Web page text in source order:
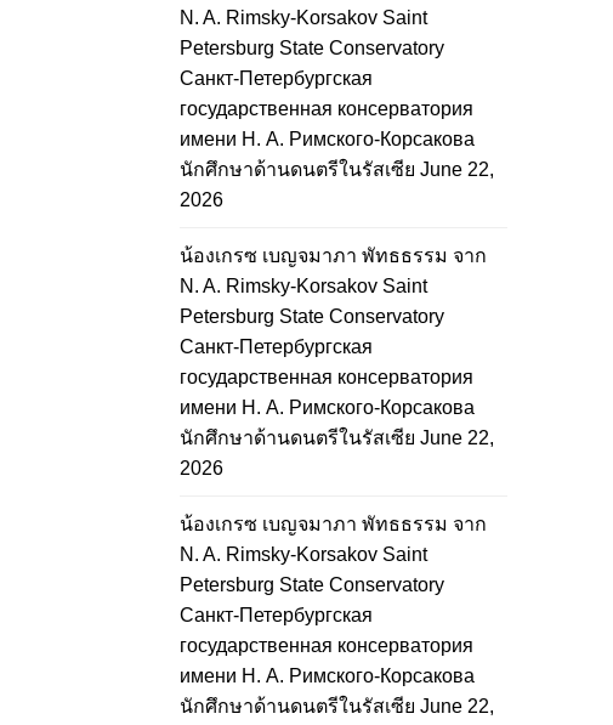
N. A. Rimsky-Korsakov Saint
Petersburg State Conservatory
Санкт-Петербургская
государственная консерватория
имени Н. А. Римского-Корсакова
นักศึกษาด้านดนตรีในรัสเซีย June 22,
2026
น้องเกรซ เบญจมาภา พัทธธรรม จาก
N. A. Rimsky-Korsakov Saint
Petersburg State Conservatory
Санкт-Петербургская
государственная консерватория
имени Н. А. Римского-Корсакова
นักศึกษาด้านดนตรีในรัสเซีย June 22,
2026
น้องเกรซ เบญจมาภา พัทธธรรม จาก
N. A. Rimsky-Korsakov Saint
Petersburg State Conservatory
Санкт-Петербургская
государственная консерватория
имени Н. А. Римского-Корсакова
นักศึกษาด้านดนตรีในรัสเซีย June 22,